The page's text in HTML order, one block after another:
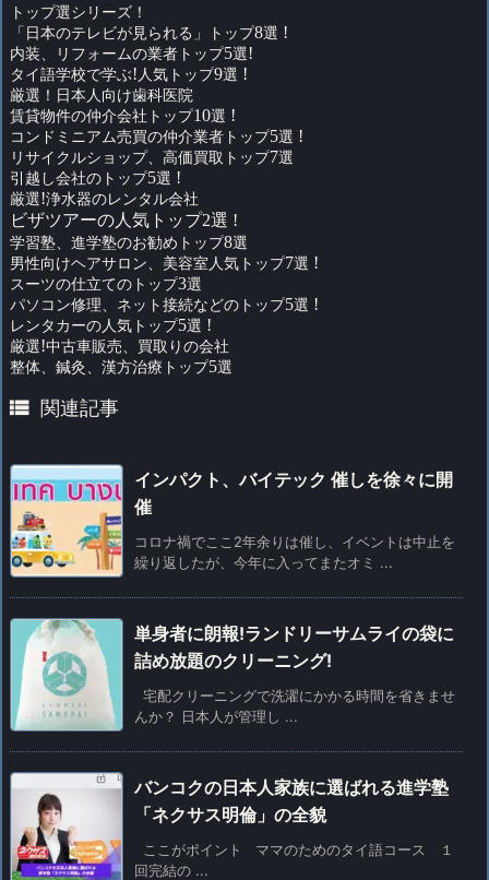
トップ選シリーズ！
「日本のテレビが見られる」トップ8選 !
内装、リフォームの業者トップ5選!
タイ語学校で学ぶ! 人気トップ9選 !
厳選！日本人向け歯科医院
賃貸物件の仲介会社トップ10選 !
コンドミニアム売買の仲介業者トップ5選 !
リサイクルショップ、高価買取トップ7選
引越し会社のトップ5選 !
厳選!浄水器のレンタル会社
ビザツアーの人気トップ2選 !
学習塾、進学塾のお勧めトップ8選
男性向けヘアサロン、美容室人気トップ7選 !
スーツの仕立てのトップ3選
パソコン修理、ネット接続などのトップ5選 !
レンタカーの人気トップ5選 !
厳選!中古車販売、買取りの会社
整体、鍼灸、漢方治療トップ5選
 関連記事
インパクト、バイテック 催しを徐々に開
催
コロナ禍でここ2年余りは催し、イベントは中止を
繰り返したが、今年に入ってまたオミ ...
単身者に朗報!ランドリーサムライの袋に
詰め放題のクリーニング!
宅配クリーニングで洗濯にかかる時間を省きませ
んか？ 日本人が管理し ...
バンコクの日本人家族に選ばれる進学塾
「ネクサス明倫」の全貌
ここがポイント ママのためのタイ語コース １
回完結の ...